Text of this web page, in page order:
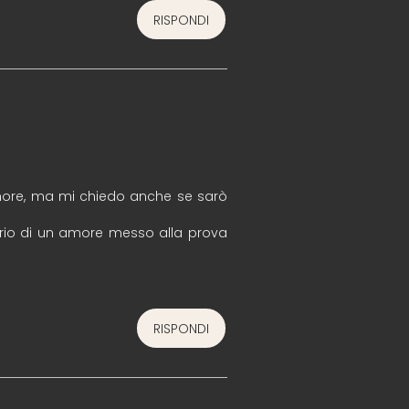
RISPONDI
ma mi chiedo anche se sarò
di un amore messo alla prova
RISPONDI